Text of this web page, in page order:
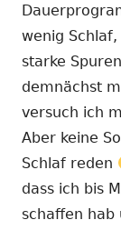
wenig
starke
demnächst
versuch ich
Aber keine
Schlaf reden
dass ich bis
schaffen hab